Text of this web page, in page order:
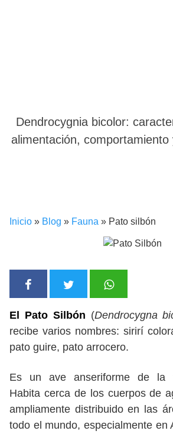
Dendrocygnia bicolor:
alimentación, comportamiento
Inicio » Blog » Fauna » Pato silbón
El Pato Silbón (Dendrocygna
recibe varios nombres: sirirí
pato guire, pato arrocero.
Es un ave anseriforme de la
Habita cerca de los cuerpos de
ampliamente distribuido en las
todo el mundo, especialmente en